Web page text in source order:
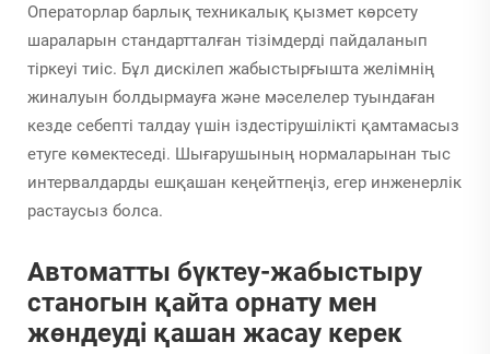
Операторлар барлық техникалық қызмет көрсету
шараларын стандартталған тізімдерді пайдаланып
тіркеуі тиіс. Бұл дискілеп жабыстырғышта желімнің
жиналуын болдырмауға және мәселелер туындаған
кезде себепті талдау үшін іздестірушілікті қамтамасыз
етуге көмектеседі. Шығарушының нормаларынан тыс
интервалдарды ешқашан кеңейтпеңіз, егер инженерлік
растаусыз болса.
Автоматты бүктеу-жабыстыру
станогын қайта орнату мен
жөндеуді қашан жасау керек